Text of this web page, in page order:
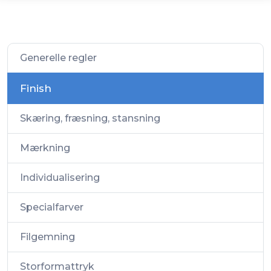
Generelle regler
Finish
Skæring, fræsning, stansning
Mærkning
Individualisering
Specialfarver
Filgemning
Storformattryk